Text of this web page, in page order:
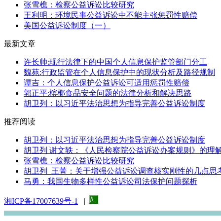
张雪樵：检察公益诉讼比较研究
王利明：环境民事公益诉讼中不能主张惩罚性赔偿
美国公益诉讼制度（一）
最新文章
许长帅:现行法律下的中国个人信息保护监管部门分工
魏苑:行政监管在个人信息保护中的现状分析及路径规制
谭吉：个人信息保护公益诉讼可适用惩罚性赔偿
郭正平:槟榔食品安全问题的法律分析和解决思路
胡卫列：以习近平法治思想为指导完善公益诉讼制度
推荐阅读
胡卫列：以习近平法治思想为指导完善公益诉讼制度
胡卫列 谢文轶：《人民检察院公益诉讼办案规则》的理
张雪樵：检察公益诉讼比较研究
胡卫列 王菁：关于增强公益诉讼调查核实刚性的几点思
马勇：我国生物多样性公益诉讼司法保护问题探析
湘ICP备17007639号-1 |